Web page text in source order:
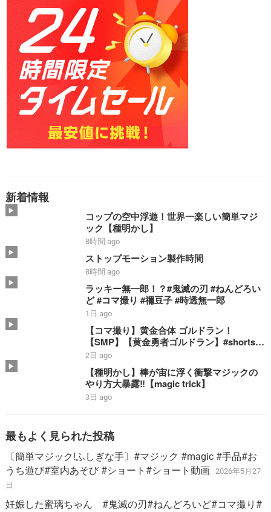
新着情報
コップの空中浮遊！世界一楽しい簡単マジ
ック【種明かし】
8時間 ago
ストップモーション製作時間
8時間 ago
ラッキー無一郎！？#鬼滅の刃 #ねんどろい
ど #コマ撮り #禰豆子 #時透無一郎
1日 ago
【コマ撮り】黄金合体 ゴルドラン！
【SMP】【黄金勇者ゴルドラン】#shorts #
ゴルドラン #smp #stopmotion #黄金合体
＃勇者 #bandai
2日 ago
【種明かし】棒が宙に浮く衝撃マジックの
やり方大暴露‼️【magic trick】
3日 ago
最もよく見られた投稿
〔簡単マジック!ふしぎな手〕#マジック #magic #手品#お
うち遊び#室内あそび #ショート#ショート動画
2026年5月27
日
妊娠した蜜璃ちゃん #鬼滅の刃#ねんどろいど#コマ撮り#